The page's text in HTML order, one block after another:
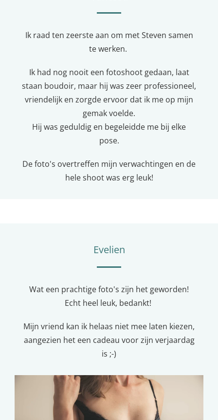
Ik raad ten zeerste aan om met Steven samen
te werken.
Ik had nog nooit een fotoshoot gedaan, laat
staan ​​boudoir, maar hij was zeer professioneel,
vriendelijk en zorgde ervoor dat ik me op mijn
gemak voelde.
Hij was geduldig en begeleidde me bij elke
pose.
De foto's overtreffen mijn verwachtingen en de
hele shoot was erg leuk!
Evelien
Wat een prachtige foto's zijn het geworden!
Echt heel leuk, bedankt!
Mijn vriend kan ik helaas niet mee laten kiezen,
aangezien het een cadeau voor zijn verjaardag
is ;-)